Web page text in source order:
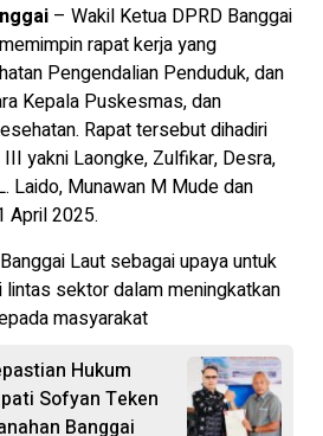
– Wakil Ketua DPRD Banggai
rapat kerja yang
Pengendalian Penduduk, dan
Kepala Puskesmas, dan
Rapat tersebut dihadiri
yakni Laongke, Zulfikar, Desra,
Laido, Munawan M Mude dan
April 2025.
Laut sebagai upaya untuk
sektor dalam meningkatkan
masyarakat
Hukum
Sofyan Teken
Banggai